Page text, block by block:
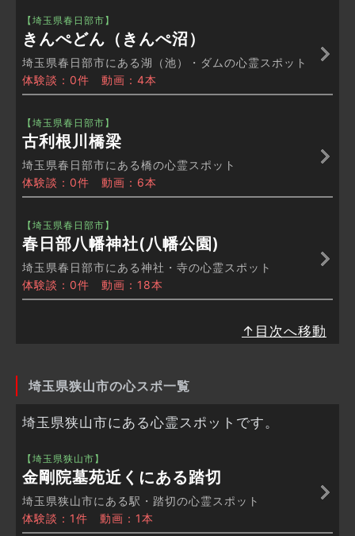
【埼玉県春日部市】
きんぺどん（きんぺ沼）
埼玉県春日部市にある湖（池）・ダムの心霊スポット
体験談：0件 動画：4本
【埼玉県春日部市】
古利根川橋梁
埼玉県春日部市にある橋の心霊スポット
体験談：0件 動画：6本
【埼玉県春日部市】
春日部八幡神社(八幡公園)
埼玉県春日部市にある神社・寺の心霊スポット
体験談：0件 動画：18本
↑目次へ移動
埼玉県狭山市の心スポ一覧
埼玉県狭山市にある心霊スポットです。
【埼玉県狭山市】
金剛院墓苑近くにある踏切
埼玉県狭山市にある駅・踏切の心霊スポット
体験談：1件 動画：1本